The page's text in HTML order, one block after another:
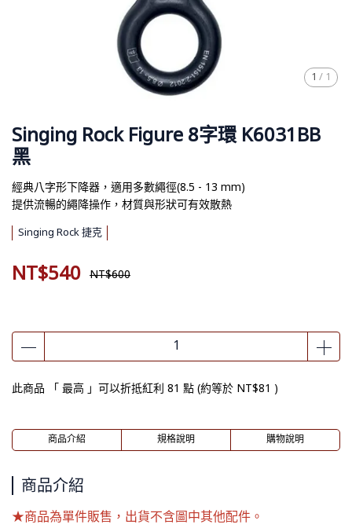
1 / 1
Singing Rock Figure 8字環 K6031BB
黑
經典八字形下降器，適用多數繩徑(8.5 - 13 mm)
提供流暢的繩降操作，材質與形狀可有效散熱
Singing Rock 捷克
NT$540 NT$600
此商品 「 最高 」可以折抵紅利 81 點 (約等於 NT$81 )
商品介紹 規格說明 購物說明
商品介紹
★商品為單件販售，出貨不含圖中其他配件。